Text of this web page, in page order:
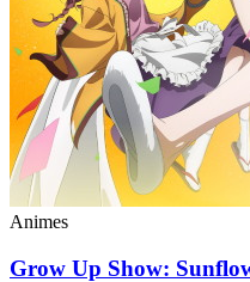
Animes
Grow Up Show: